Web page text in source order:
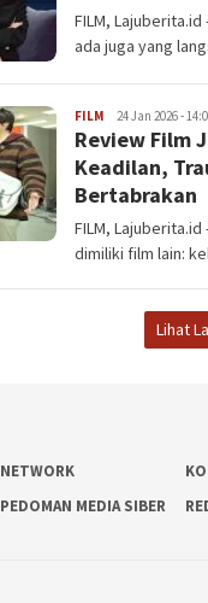
FILM,
ada juga yang
FILM Lajuberita.id
24 Jan 2026 -
Review Film
Keadilan,
Bertabrakan
FILM,
dimiliki film lain:
Lihat
NETWORK
PEDOMAN MEDIA SIBER